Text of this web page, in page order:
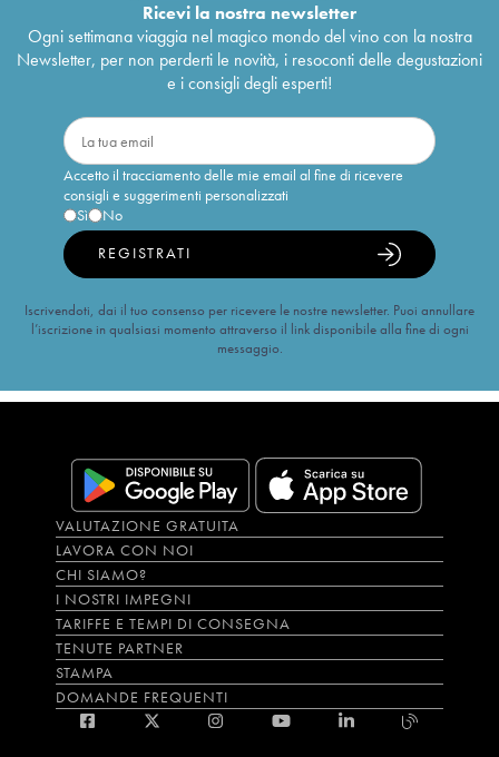
Ricevi la nostra newsletter
Ogni settimana viaggia nel magico mondo del vino con la nostra
Newsletter, per non perderti le novità, i resoconti delle degustazioni
e i consigli degli esperti!
Accetto il tracciamento delle mie email al fine di ricevere
consigli e suggerimenti personalizzati
Sì
No
REGISTRATI
Iscrivendoti, dai il tuo consenso per ricevere le nostre newsletter. Puoi annullare
l’iscrizione in qualsiasi momento attraverso il link disponibile alla fine di ogni
messaggio.
VALUTAZIONE GRATUITA
LAVORA CON NOI
CHI SIAMO?
I NOSTRI IMPEGNI
TARIFFE E TEMPI DI CONSEGNA
TENUTE PARTNER
STAMPA
DOMANDE FREQUENTI